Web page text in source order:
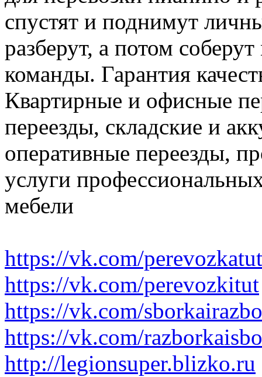
спустят и поднимут
разберут, а потом
команды. Гарантия
Квартирные и офисные
переезды, складские и
оперативные переезды,
услуги
мебели
https://vk.com/perevozkatut
https://vk.com/perevozkitut
https://vk.com/
https://vk.com/
http://legionsuper.blizko.ru